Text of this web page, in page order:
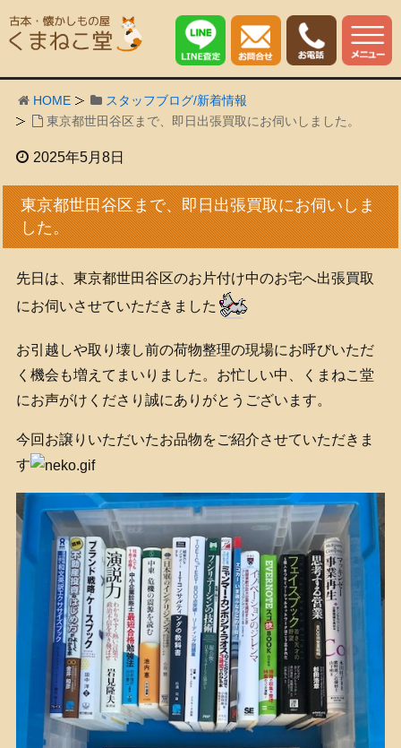
HOME
スタッフブログ/新着情報
東京都世田谷区まで、即日出張買取にお伺いしました。
2025年5月8日
東京都世田谷区まで、即日出張買取にお伺いしま
した。
先日は、東京都世田谷区のお片付け中のお宅へ出張買取
にお伺いさせていただきました
お引越しや取り壊し前の荷物整理の現場にお呼びいただ
く機会も増えてまいりました。お忙しい中、くまねこ堂
にお声がけくださり誠にありがとうございます。
今回お譲りいただいたお品物をご紹介させていただきま
す